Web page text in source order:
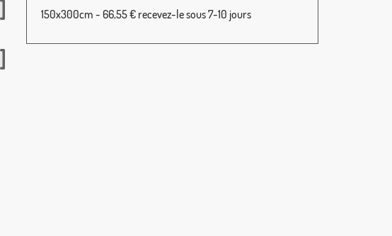
150x300cm - 66,55 € recevez-le sous 7-10 jours